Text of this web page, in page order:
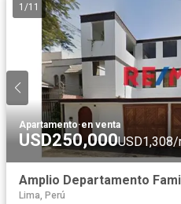
1 /11
Apartamento·en venta
USD250,000USD1,308/
Lima, Perú